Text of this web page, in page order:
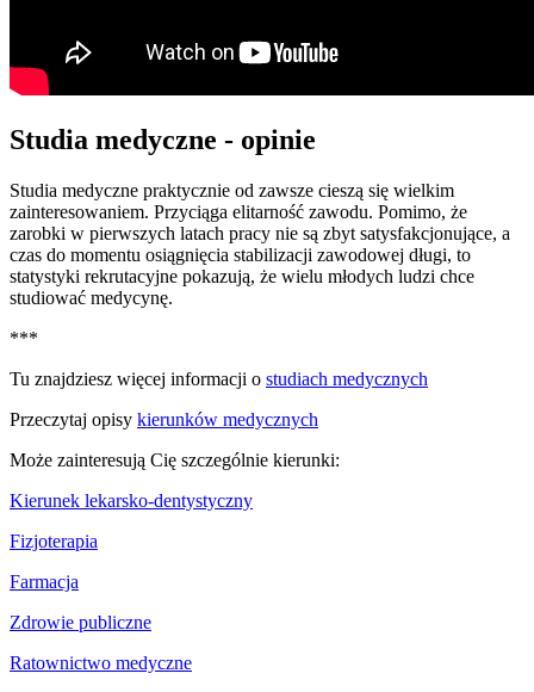
Studia medyczne - opinie
Studia medyczne praktycznie od zawsze cieszą się wielkim
zainteresowaniem. Przyciąga elitarność zawodu. Pomimo, że
zarobki w pierwszych latach pracy nie są zbyt satysfakcjonujące, a
czas do momentu osiągnięcia stabilizacji zawodowej długi, to
statystyki rekrutacyjne pokazują, że wielu młodych ludzi chce
studiować medycynę.
***
Tu znajdziesz więcej informacji o studiach medycznych
Przeczytaj opisy kierunków medycznych
Może zainteresują Cię szczególnie kierunki:
Kierunek lekarsko-dentystyczny
Fizjoterapia
Farmacja
Zdrowie publiczne
Ratownictwo medyczne